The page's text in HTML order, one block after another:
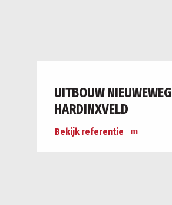
UITBOUW NIEUWEWEG
HARDINXVELD
Bekijk referentie